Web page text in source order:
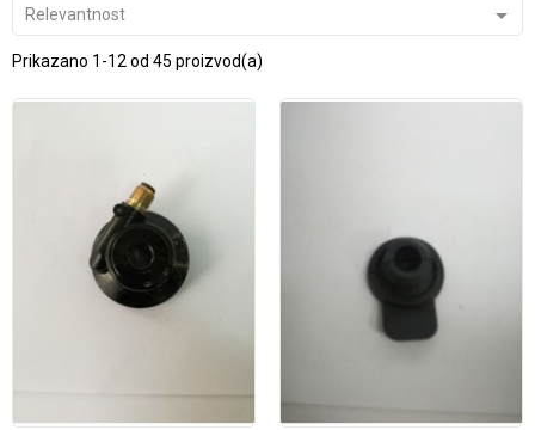
Relevantnost 
Prikazano 1-12 od 45 proizvod(a)